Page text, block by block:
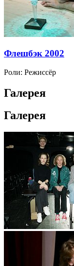
Флешбэк 2002
Роли: Режиссёр
Галерея
Галерея